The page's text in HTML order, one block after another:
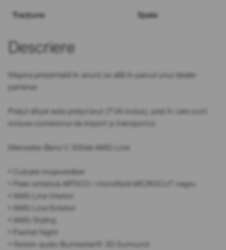
Tracțiune Spate
Descriere
Mașina prezentată în anunț se află în parcul unui dealer
partener.
Prețul afișat este prețul brut (TVA inclus), preț în care sunt
incluse comisionul de import și transportul.
Mercedes-Benz C 300de AMG Line
• Culoare mojavesilber
• Piele sintetică ARTICO / microfibră MICROCUT negru
• AMG Line Interior
• AMG Line Exterior
• AMG Styling
• Pachet Night
• Sistem audio Burmester® 3D Surround